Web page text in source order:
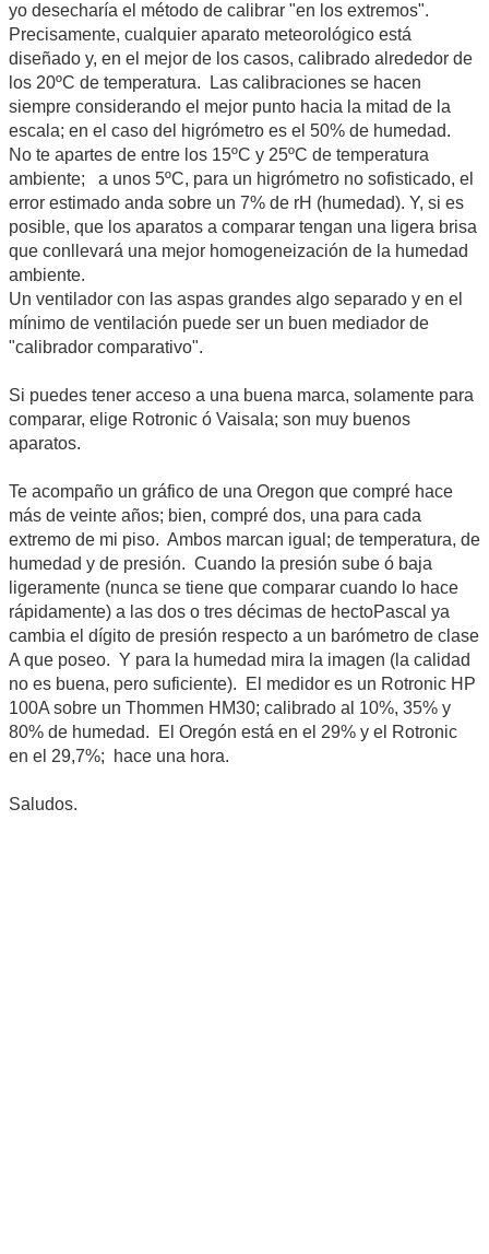
yo desecharía el método de calibrar "en los extremos".
Precisamente, cualquier aparato meteorológico está
diseñado y, en el mejor de los casos, calibrado alrededor de
los 20ºC de temperatura. Las calibraciones se hacen
siempre considerando el mejor punto hacia la mitad de la
escala; en el caso del higrómetro es el 50% de humedad.
No te apartes de entre los 15ºC y 25ºC de temperatura
ambiente; a unos 5ºC, para un higrómetro no sofisticado, el
error estimado anda sobre un 7% de rH (humedad). Y, si es
posible, que los aparatos a comparar tengan una ligera brisa
que conllevará una mejor homogeneización de la humedad
ambiente.
Un ventilador con las aspas grandes algo separado y en el
mínimo de ventilación puede ser un buen mediador de
"calibrador comparativo".
Si puedes tener acceso a una buena marca, solamente para
comparar, elige Rotronic ó Vaisala; son muy buenos
aparatos.
Te acompaño un gráfico de una Oregon que compré hace
más de veinte años; bien, compré dos, una para cada
extremo de mi piso. Ambos marcan igual; de temperatura, de
humedad y de presión. Cuando la presión sube ó baja
ligeramente (nunca se tiene que comparar cuando lo hace
rápidamente) a las dos o tres décimas de hectoPascal ya
cambia el dígito de presión respecto a un barómetro de clase
A que poseo. Y para la humedad mira la imagen (la calidad
no es buena, pero suficiente). El medidor es un Rotronic HP
100A sobre un Thommen HM30; calibrado al 10%, 35% y
80% de humedad. El Oregón está en el 29% y el Rotronic
en el 29,7%; hace una hora.
Saludos.